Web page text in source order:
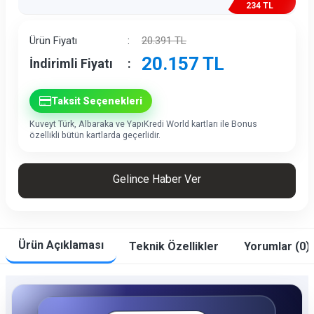
234 TL
Ürün Fiyatı : 20.391TL
İndirimli Fiyatı : 20.157 TL
Taksit Seçenekleri
Kuveyt Türk, Albaraka ve YapıKredi World kartları ile Bonus
özellikli bütün kartlarda geçerlidir.
Gelince Haber Ver
Ürün Açıklaması Teknik Özellikler Yorumlar (0)